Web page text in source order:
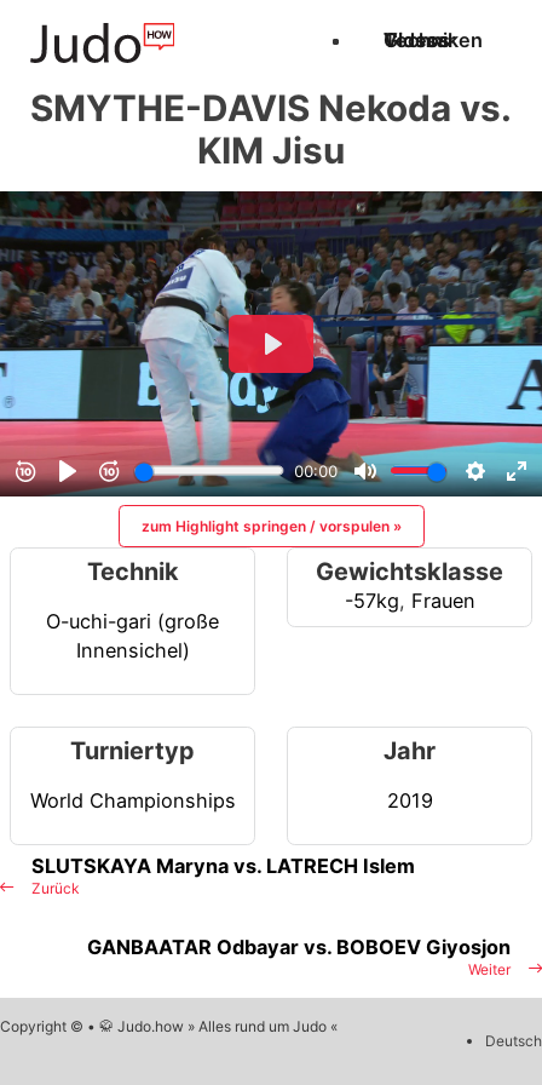
Techniken
Videos
Glossar
SMYTHE-DAVIS Nekoda vs.
KIM Jisu
zum Highlight springen / vorspulen »
Technik
O-uchi-gari (große
Innensichel)
Gewichtsklasse
-57kg, Frauen
Turniertyp
World Championships
Jahr
2019
Zurück
SLUTSKAYA Maryna vs. LATRECH Islem
Weiter
GANBAATAR Odbayar vs. BOBOEV Giyosjon
Copyright © • 🥋 Judo.how » Alles rund um Judo «
Deutsch